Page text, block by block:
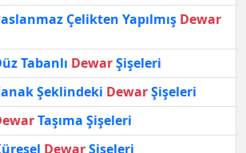
Çelikten Yapılmış Dewar
Tabanlı DewarŞişeleri
Şeklindeki DewarŞişeleri
Taşıma Şişeleri
DewarŞişeleri